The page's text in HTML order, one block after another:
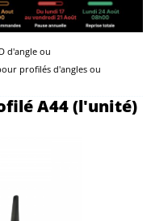
d'angle ou
profilés d'angles ou
A44 (l'unité)